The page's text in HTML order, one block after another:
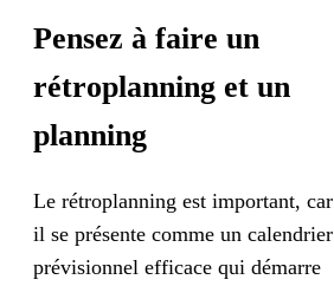
Pensez à faire un
rétroplanning et un
planning
Le rétroplanning est important, car
il se présente comme un calendrier
prévisionnel efficace qui démarre